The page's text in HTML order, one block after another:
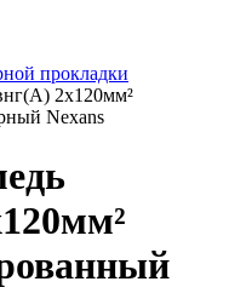
прокладки
2x120мм²
Nexans